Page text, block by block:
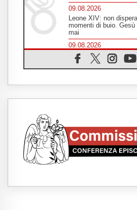
09.08.2026
Leone XIV: non
momenti di buio.
mai
09.08.2026
Drammatica
Russia e Ucraina
Tra Tolkien e Leone,
09.08.2026
Indonesia, un dollaro
219 Chiese